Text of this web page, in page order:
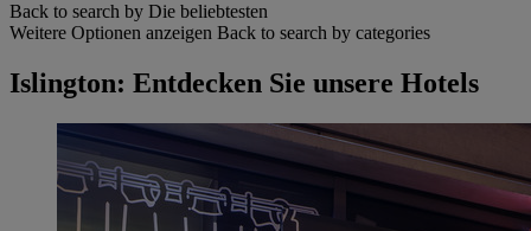
Back to search by Die beliebtesten
Weitere Optionen anzeigen Back to search by categories
Islington: Entdecken Sie unsere Hotels